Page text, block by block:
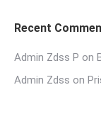
Recent
Admin Zdss P on
Admin Zdss on